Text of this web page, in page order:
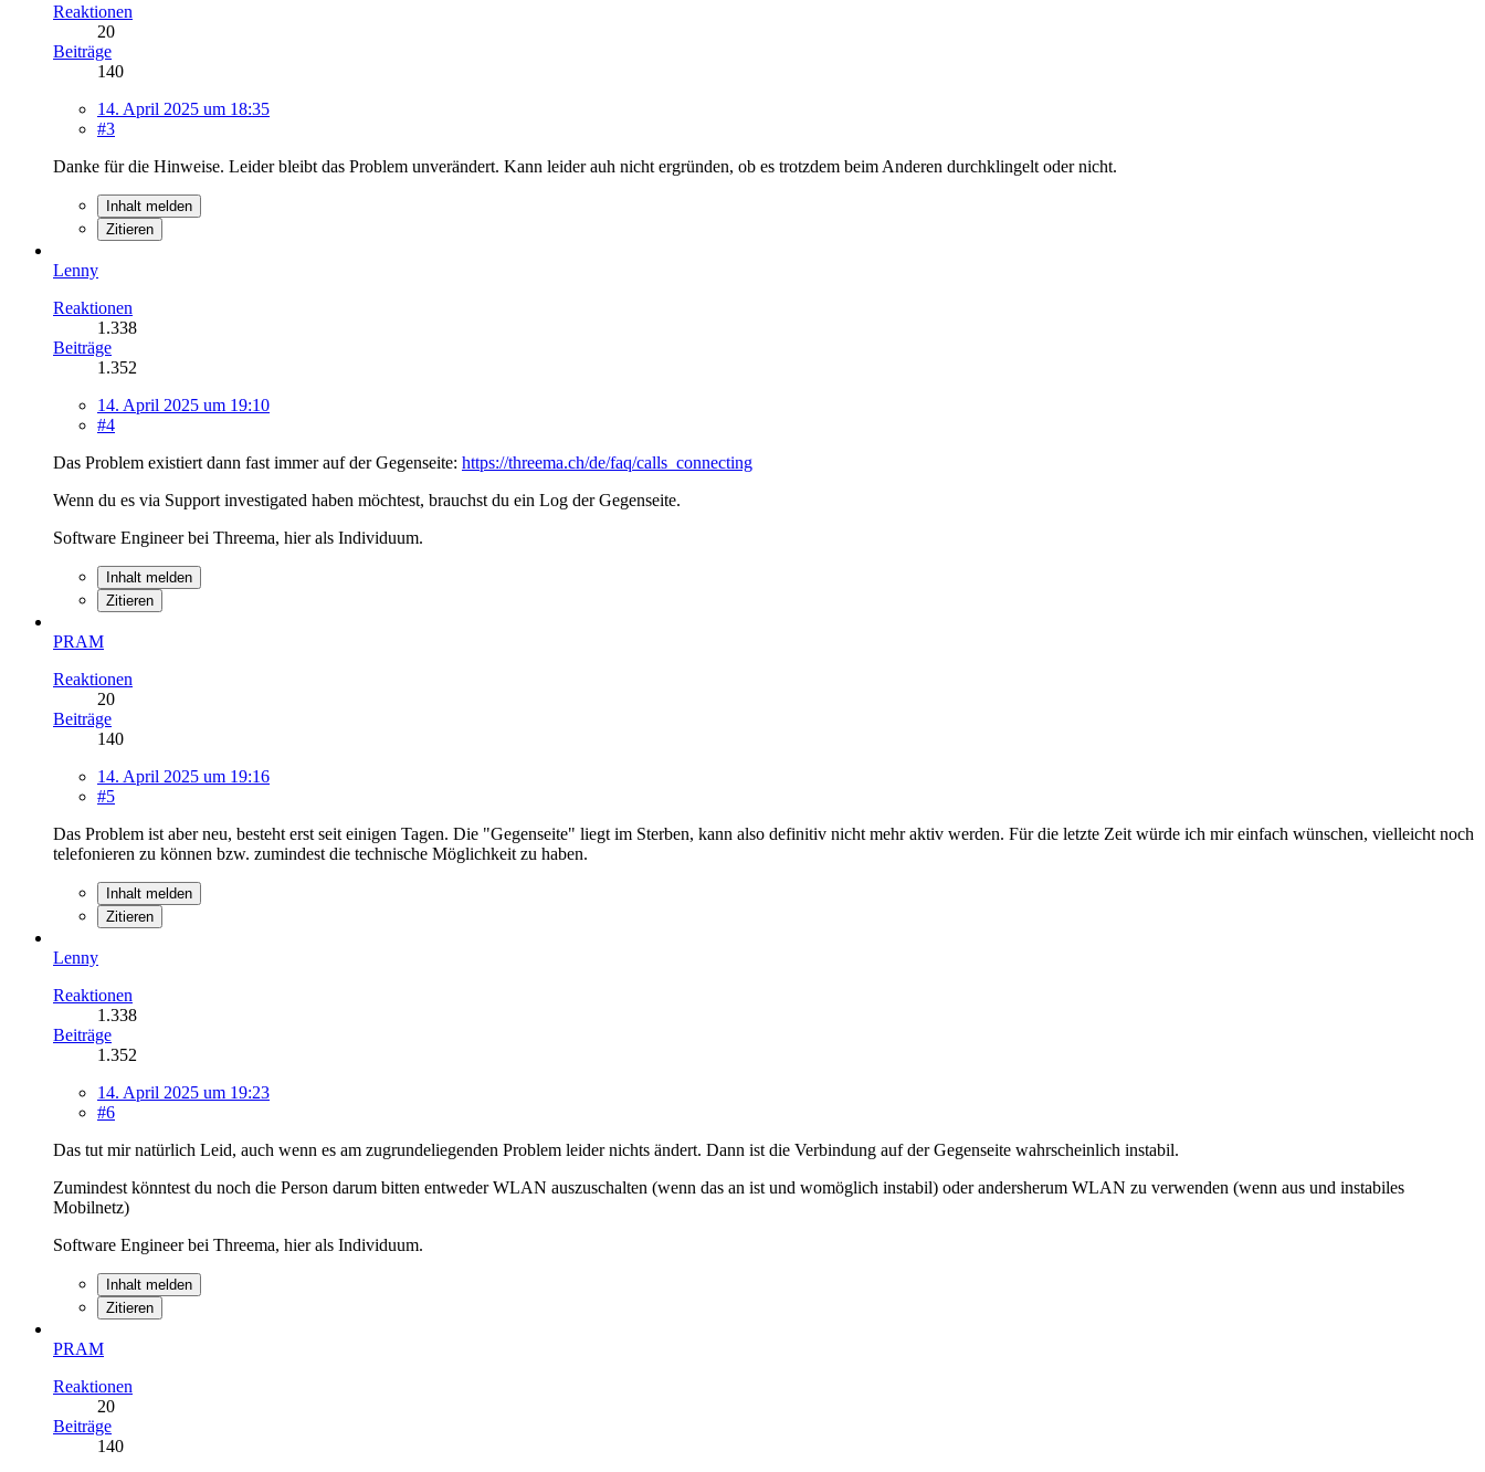
Reaktionen
20
Beiträge
140
14. April 2025 um 18:35
#3
Danke für die Hinweise. Leider bleibt das Problem unverändert. Kann leider auh nicht ergründen, ob es trotzdem beim Anderen durchklingelt oder nicht.
Inhalt melden
Zitieren
Lenny
Reaktionen
1.338
Beiträge
1.352
14. April 2025 um 19:10
#4
Das Problem existiert dann fast immer auf der Gegenseite: https://threema.ch/de/faq/calls_connecting
Wenn du es via Support investigated haben möchtest, brauchst du ein Log der Gegenseite.
Software Engineer bei Threema, hier als Individuum.
Inhalt melden
Zitieren
PRAM
Reaktionen
20
Beiträge
140
14. April 2025 um 19:16
#5
Das Problem ist aber neu, besteht erst seit einigen Tagen. Die "Gegenseite" liegt im Sterben, kann also definitiv nicht mehr aktiv werden. Für die letzte Zeit würde ich mir einfach wünschen, vielleicht noch
telefonieren zu können bzw. zumindest die technische Möglichkeit zu haben.
Inhalt melden
Zitieren
Lenny
Reaktionen
1.338
Beiträge
1.352
14. April 2025 um 19:23
#6
Das tut mir natürlich Leid, auch wenn es am zugrundeliegenden Problem leider nichts ändert. Dann ist die Verbindung auf der Gegenseite wahrscheinlich instabil.
Zumindest könntest du noch die Person darum bitten entweder WLAN auszuschalten (wenn das an ist und womöglich instabil) oder andersherum WLAN zu verwenden (wenn aus und instabiles
Mobilnetz)
Software Engineer bei Threema, hier als Individuum.
Inhalt melden
Zitieren
PRAM
Reaktionen
20
Beiträge
140